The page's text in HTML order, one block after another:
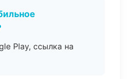
Play, ссылка на